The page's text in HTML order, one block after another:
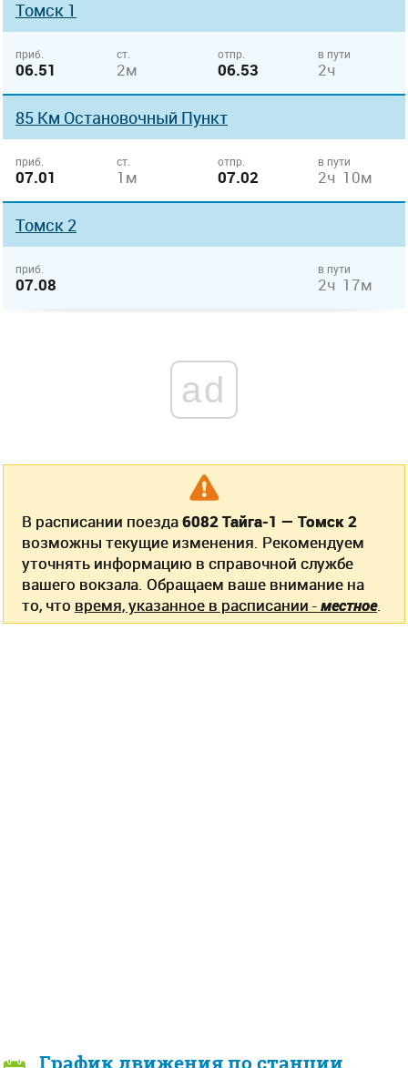
Томск 1
приб.
06.51
ст.
2м
отпр.
06.53
в пути
2ч
85 Км Остановочный Пункт
приб.
07.01
ст.
1м
отпр.
07.02
в пути
2ч 10м
Томск 2
приб.
07.08
в пути
2ч 17м
ad
В расписании поезда6082 Тайга-1 — Томск 2
возможны текущие изменения. Рекомендуем
уточнять информацию в справочной службе
вашего вокзала. Обращаем ваше внимание на
то, что время, указанное в расписании -местное.